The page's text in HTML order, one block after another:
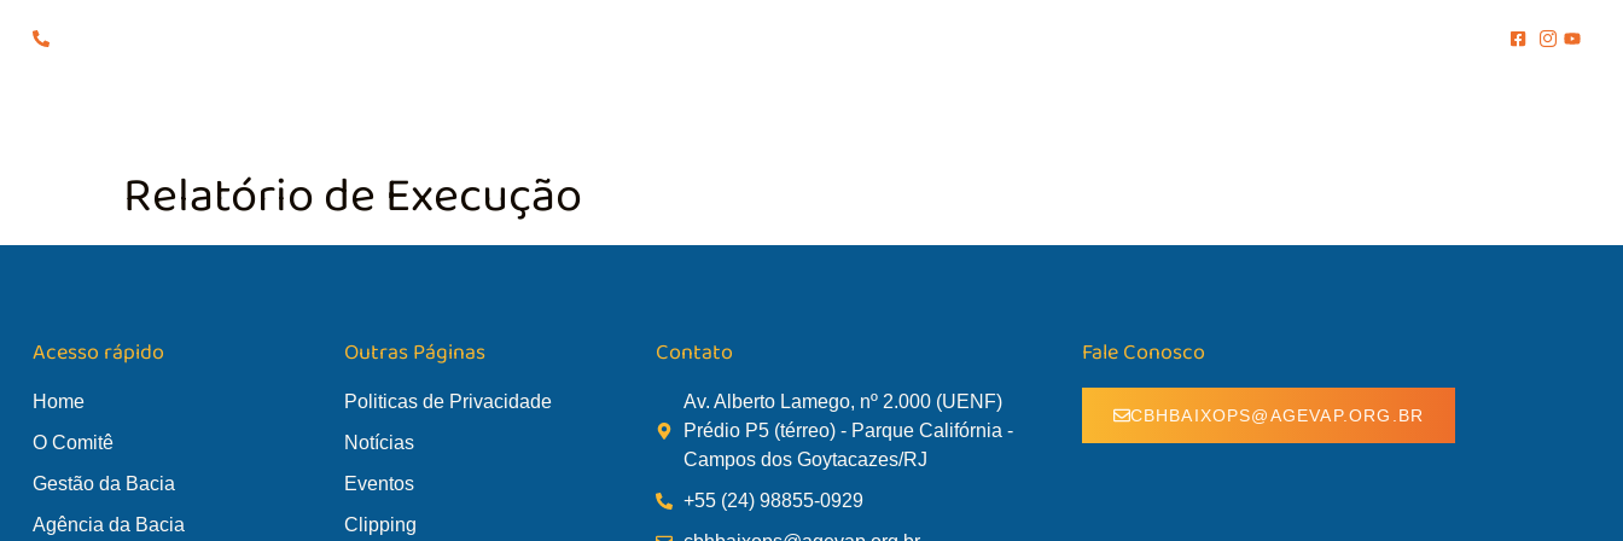
Relatório de Execução
Acesso rápido
Home
O Comitê
Gestão da Bacia
Agência da Bacia
Outras Páginas
Politicas de Privacidade
Notícias
Eventos
Clipping
Contato
Av. Alberto Lamego, nº 2.000 (UENF)
Prédio P5 (térreo) - Parque Califórnia -
Campos dos Goytacazes/RJ
+55 (24) 98855-0929
Fale Conosco
CBHBAIXOPS@AGEVAP.ORG.BR